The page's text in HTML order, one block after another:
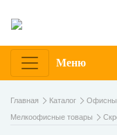
Меню
Главная Каталог
Мелкоофисные товары